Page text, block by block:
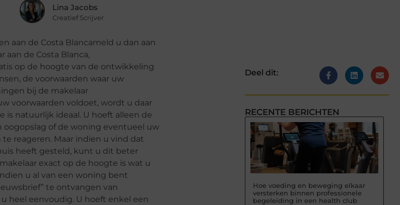
Lina Jacobs
Creatief Scrijver
aan de Costa Blancameld u dan aan
de Costa Blanca,
op de hoogte van de ontwikkeling
de voorwaarden waar uw
bij de makelaar
voorwaarden voldoet, wordt u daar
is natuurlijk ideaal. U hoeft alleen de
of de woning eventueel uw
reageren. Maar indien u vind dat
heeft gesteld, kunt u dit beter
exact op de hoogte is wat u
u al van een woning bent
te ontvangen van
heel eenvoudig. U hoeft enkel een
Deel dit:
RECENTE BERICHTEN
Hoe voeding en beweging elkaar
versterken binnen professionele
begeleiding in een health club